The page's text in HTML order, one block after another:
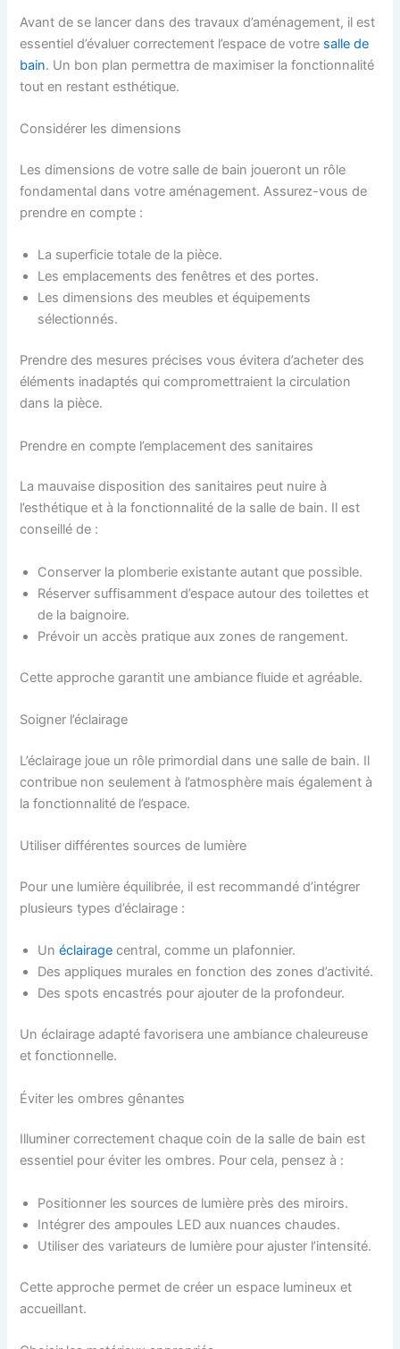
Avant de se lancer dans des travaux d’aménagement, il est
essentiel d’évaluer correctement l’espace de votre salle de
bain. Un bon plan permettra de maximiser la fonctionnalité
tout en restant esthétique.
Considérer les dimensions
Les dimensions de votre salle de bain joueront un rôle
fondamental dans votre aménagement. Assurez-vous de
prendre en compte :
La superficie totale de la pièce.
Les emplacements des fenêtres et des portes.
Les dimensions des meubles et équipements
sélectionnés.
Prendre des mesures précises vous évitera d’acheter des
éléments inadaptés qui compromettraient la circulation
dans la pièce.
Prendre en compte l’emplacement des sanitaires
La mauvaise disposition des sanitaires peut nuire à
l’esthétique et à la fonctionnalité de la salle de bain. Il est
conseillé de :
Conserver la plomberie existante autant que possible.
Réserver suffisamment d’espace autour des toilettes et
de la baignoire.
Prévoir un accès pratique aux zones de rangement.
Cette approche garantit une ambiance fluide et agréable.
Soigner l’éclairage
L’éclairage joue un rôle primordial dans une salle de bain. Il
contribue non seulement à l’atmosphère mais également à
la fonctionnalité de l’espace.
Utiliser différentes sources de lumière
Pour une lumière équilibrée, il est recommandé d’intégrer
plusieurs types d’éclairage :
Unéclairage central, comme un plafonnier.
Des appliques murales en fonction des zones d’activité.
Des spots encastrés pour ajouter de la profondeur.
Un éclairage adapté favorisera une ambiance chaleureuse
et fonctionnelle.
Éviter les ombres gênantes
Illuminer correctement chaque coin de la salle de bain est
essentiel pour éviter les ombres. Pour cela, pensez à :
Positionner les sources de lumière près des miroirs.
Intégrer des ampoules LED aux nuances chaudes.
Utiliser des variateurs de lumière pour ajuster l’intensité.
Cette approche permet de créer un espace lumineux et
accueillant.